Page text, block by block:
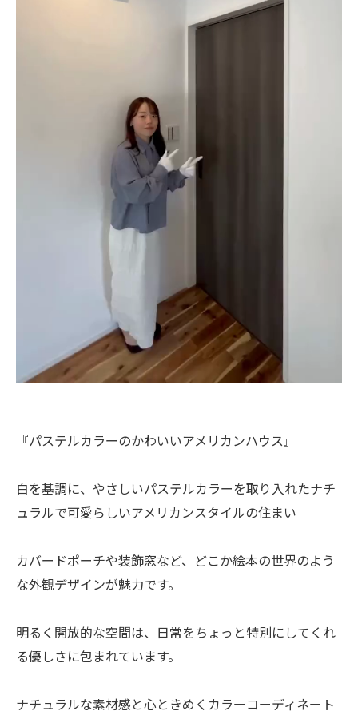
『パステルカラーのかわいいアメリカンハウス』
白を基調に、やさしいパステルカラーを取り入れたナチ
ュラルで可愛らしいアメリカンスタイルの住まい
カバードポーチや装飾窓など、どこか絵本の世界のよう
な外観デザインが魅力です。
明るく開放的な空間は、日常をちょっと特別にしてくれ
る優しさに包まれています。
ナチュラルな素材感と心ときめくカラーコーディネート